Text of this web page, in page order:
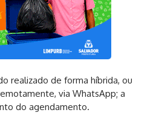
realizado de forma híbrida, ou
via WhatsApp; a
do agendamento.